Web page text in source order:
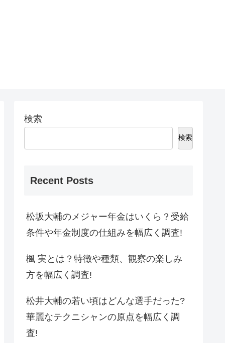
検索
検索
Recent Posts
松坂大輔のメジャー年金はいくら？受給
条件や年金制度の仕組みを幅広く調査!
楓 実とは？特徴や種類、観察の楽しみ
方を幅広く調査!
松井大輔の若い頃はどんな選手だった?
華麗なテクニシャンの原点を幅広く調
査!